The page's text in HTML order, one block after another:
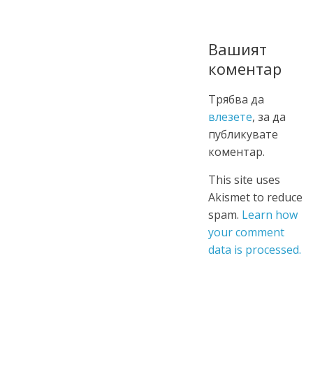
Вашият
коментар
Трябва да
влезете, за да
публикувате
коментар.
This site uses
Akismet to reduce
spam. Learn how
your comment
data is processed.